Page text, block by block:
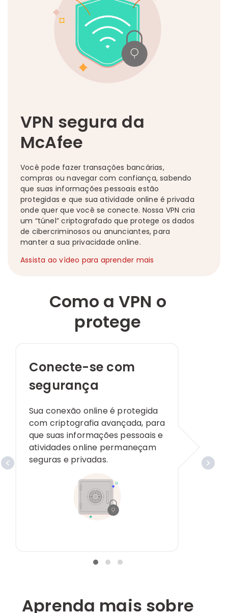
VPN segura da
McAfee
Você pode fazer transações bancárias,
compras ou navegar com confiança, sabendo
que suas informações pessoais estão
protegidas e que sua atividade online é privada
onde quer que você se conecte. Nossa VPN cria
um “túnel” criptografado que protege os dados
de cibercriminosos ou anunciantes, para
manter a sua privacidade online.
Assista ao vídeo para aprender mais
Como a VPN o
protege
Conecte-se com
segurança
Sua conexão online é protegida
com criptografia avançada, para
que suas informações pessoais e
atividades online permaneçam
seguras e privadas.
Aprenda mais sobre